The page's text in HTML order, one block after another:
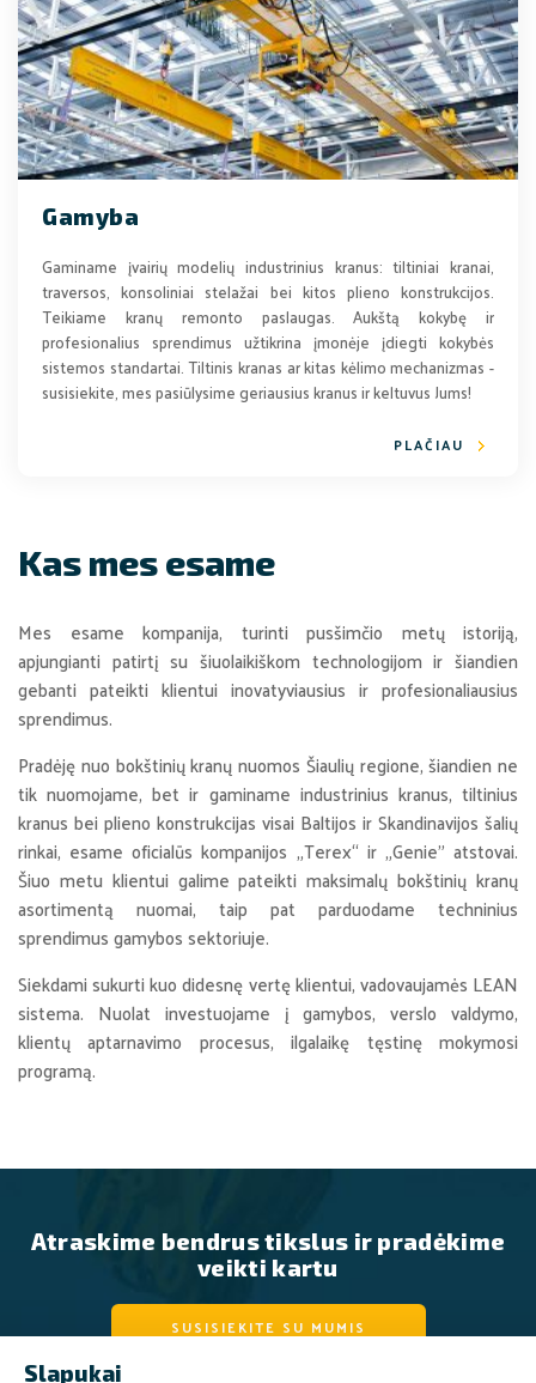
Gamyba
Gaminame įvairių modelių industrinius kranus: tiltiniai kranai,
traversos, konsoliniai stelažai bei kitos plieno konstrukcijos.
Teikiame kranų remonto paslaugas. Aukštą kokybę ir
profesionalius sprendimus užtikrina įmonėje įdiegti kokybės
sistemos standartai. Tiltinis kranas ar kitas kėlimo mechanizmas -
susisiekite, mes pasiūlysime geriausius kranus ir keltuvus Jums!
PLAČIAU
Kas mes esame
Mes esame kompanija, turinti pusšimčio metų istoriją,
apjungianti patirtį su šiuolaikiškom technologijom ir šiandien
gebanti pateikti klientui inovatyviausius ir profesionaliausius
sprendimus.
Pradėję nuo bokštinių kranų nuomos Šiaulių regione, šiandien ne
tik nuomojame, bet ir gaminame industrinius kranus, tiltinius
kranus bei plieno konstrukcijas visai Baltijos ir Skandinavijos šalių
rinkai, esame oficialūs kompanijos „Terex“ ir „Genie” atstovai.
Šiuo metu klientui galime pateikti maksimalų bokštinių kranų
asortimentą nuomai, taip pat parduodame techninius
sprendimus gamybos sektoriuje.
Siekdami sukurti kuo didesnę vertę klientui, vadovaujamės LEAN
sistema. Nuolat investuojame į gamybos, verslo valdymo,
klientų aptarnavimo procesus, ilgalaikę tęstinę mokymosi
programą.
Atraskime bendrus tikslus ir pradėkime
veikti kartu
SUSISIEKITE SU MUMIS
Slapukai